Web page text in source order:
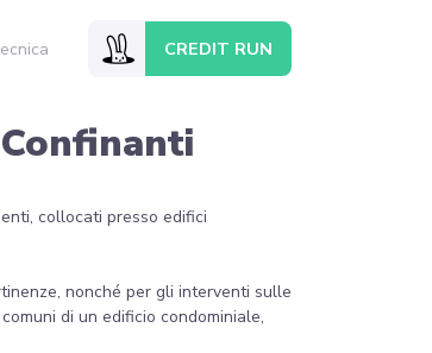
CREDIT RUN
collocati presso edifici
nonché per gli interventi sulle
di un edificio condominiale,